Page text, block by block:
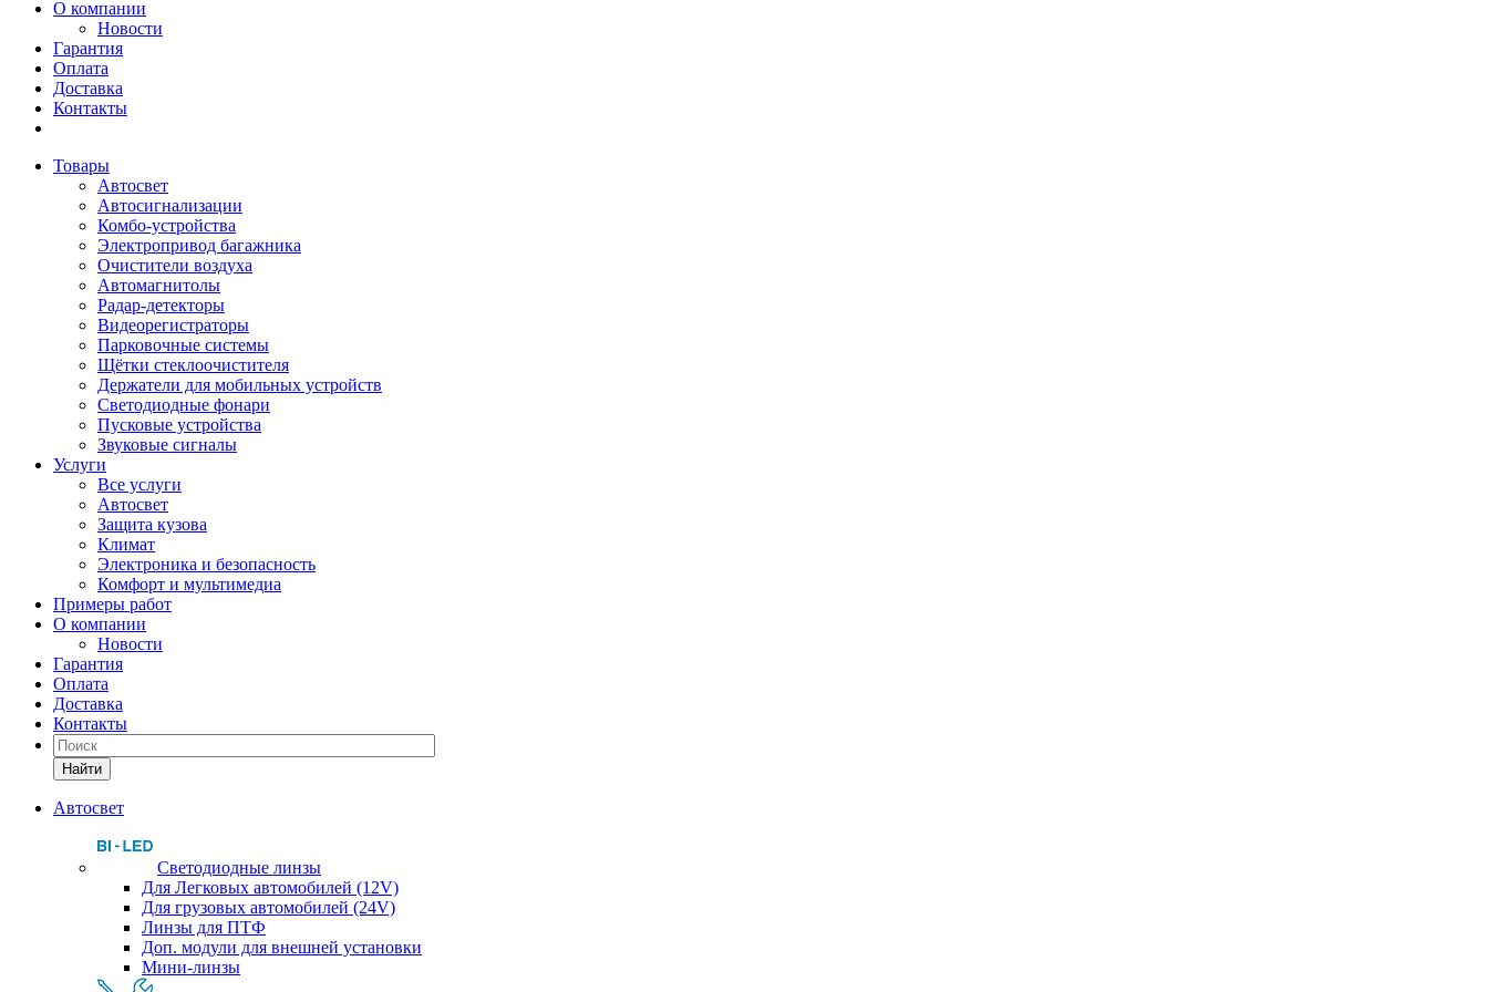
О компании
Новости
Гарантия
Оплата
Доставка
Контакты
Товары
Автосвет
Автосигнализации
Комбо-устройства
Электропривод багажника
Очистители воздуха
Автомагнитолы
Радар-детекторы
Видеорегистраторы
Парковочные системы
Щётки стеклоочистителя
Держатели для мобильных устройств
Светодиодные фонари
Пусковые устройства
Звуковые сигналы
Услуги
Все услуги
Автосвет
Защита кузова
Климат
Электроника и безопасность
Комфорт и мультимедиа
Примеры работ
О компании
Новости
Гарантия
Оплата
Доставка
Контакты
Найти
Автосвет
Светодиодные линзы
Для Легковых автомобилей (12V)
Для грузовых автомобилей (24V)
Линзы для ПТФ
Доп. модули для внешней установки
Мини-линзы